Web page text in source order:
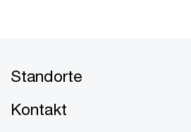
Standorte
Kontakt